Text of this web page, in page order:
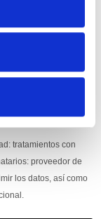
compra.
tratamientos con
proveedor de
los datos, así como